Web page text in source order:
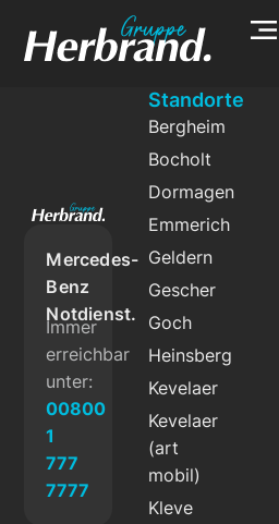
Mercedes-
Benz
Notdienst.
Immer
erreichbar
unter:
00800
1
777
7777
Standorte
Bergheim
Bocholt
Dormagen
Emmerich
Geldern
Gescher
Goch
Heinsberg
Kevelaer
Kevelaer
(art
mobil)
Kleve